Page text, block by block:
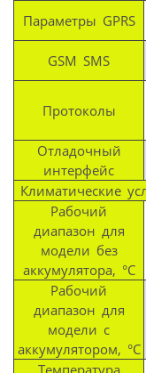
Параметры GPRS
GSM SMS
Протоколы
Отладочный
интерфейс
Климатические
Рабочий
диапазон для
модели без
аккумулятора, °С
Рабочий
диапазон для
модели c
аккумулятором, °С
Температура